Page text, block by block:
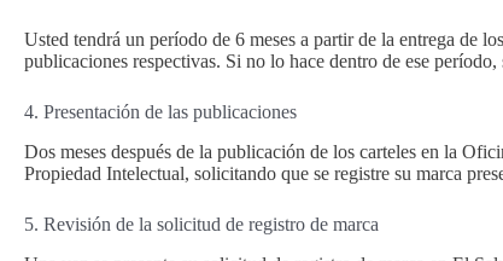
Usted tendrá un período de 6 meses a partir de la entrega de
publicaciones respectivas. Si no lo hace dentro de ese
4. Presentación de las publicaciones
Dos meses después de la publicación de los carteles en la
Propiedad Intelectual, solicitando que se registre su marca
5. Revisión de la solicitud de registro de marca